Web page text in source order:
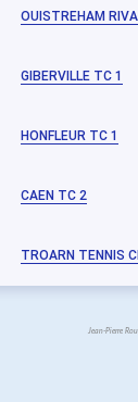
OUISTREHAM
GIBERVILLE TC 1
HONFLEUR TC 1
CAEN TC 2
TROARN TENNIS
Jean-Pierre